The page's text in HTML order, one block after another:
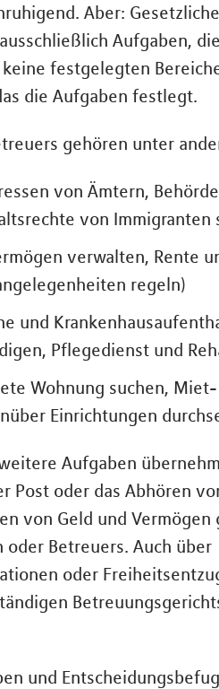
Aber:
Aufgaben,
festgelegten
die Aufgaben festlegt.
gehören unter
von Ämtern,
von Immigranten
verwalten, Rente
regeln)
und
Pflegedienst und
Wohnung suchen,
Einrichtungen
Aufgaben
Post oder das Abhören
von Geld und
Betreuers. Auch über
oder
und